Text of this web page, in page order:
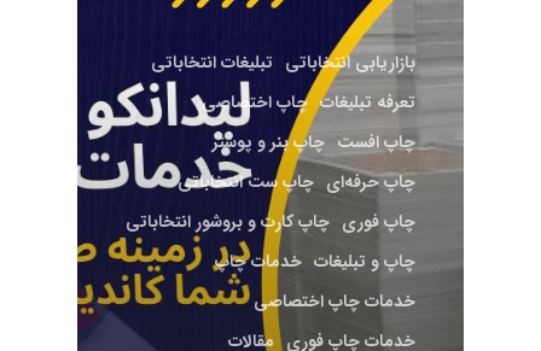
بازاریابی انتخاباتی تبلیغات انتخاباتی
تعرفه تبلیغات چاپ اختصاصی
چاپ افست چاپ بنر و پوستر
چاپ حرفه‌ای چاپ ست انتخاباتی
چاپ فوری چاپ کارت و بروشور انتخاباتی
چاپ و تبلیغات خدمات چاپ
خدمات چاپ اختصاصی
خدمات چاپ فوری مقالات